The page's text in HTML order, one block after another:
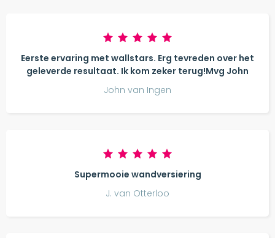
Eerste ervaring met wallstars. Erg tevreden over het
geleverde resultaat. Ik kom zeker terug!Mvg John
John van Ingen
Supermooie wandversiering
J. van Otterloo